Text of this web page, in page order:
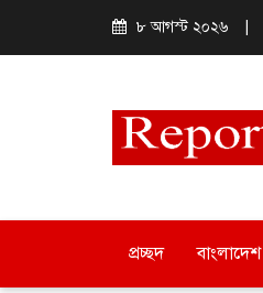
৮ আগস্ট ২০২৬
প্রচ্ছদ বাংলাদেশ